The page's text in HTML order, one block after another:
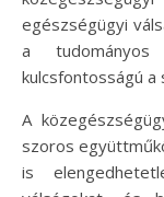
egészségügyi
a tudományos
kulcsfontosságú a
A
szoros
is